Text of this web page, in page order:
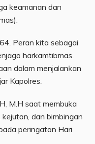
keamanan dan
Peran kita sebagai
harkamtibmas.
dalam menjalankan
Kapolres.
M.H saat membuka
dan bimbingan
peringatan Hari